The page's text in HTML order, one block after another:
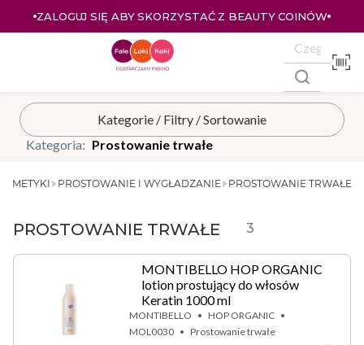
ZALOGUJ SIĘ ABY SKORZYSTAĆ Z BEAUTY COINÓW
Kategoria: Prostowanie trwałe
PROSTOWANIE TRWAŁE
PROSTOWANIE I WYGŁADZANIE
PROSTOWANIE TRWAŁE 3
MONTIBELLO HOP ORGANIC
lotion prostujący do włosów
Keratin 1000 ml
MONTIBELLO
HOP ORGANIC
MOL0030
Prostowanie trwałe